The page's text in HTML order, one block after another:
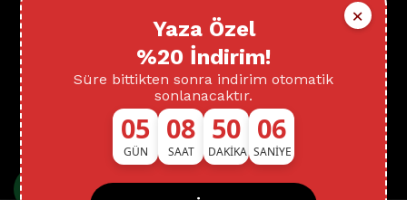
×
Yaza Özel
%20 İndirim!
Süre bittikten sonra indirim otomatik
sonlanacaktır.
05
GÜN
08
SAAT
50
DAKİKA
06
SANİYE
Mesafeli Satış Sözleşmesi
Gizlilik ve Güvenlik
Çerez Politikası
BİZDEN HABERLER
Bültenimize Üye Olun ! Tüm İndirim ve Fırsatlardan İlk Sizin
Haberiniz Olsun !
Üyelik koşullarını vekişisel verileriminkorunmasını kabul ediyorum.